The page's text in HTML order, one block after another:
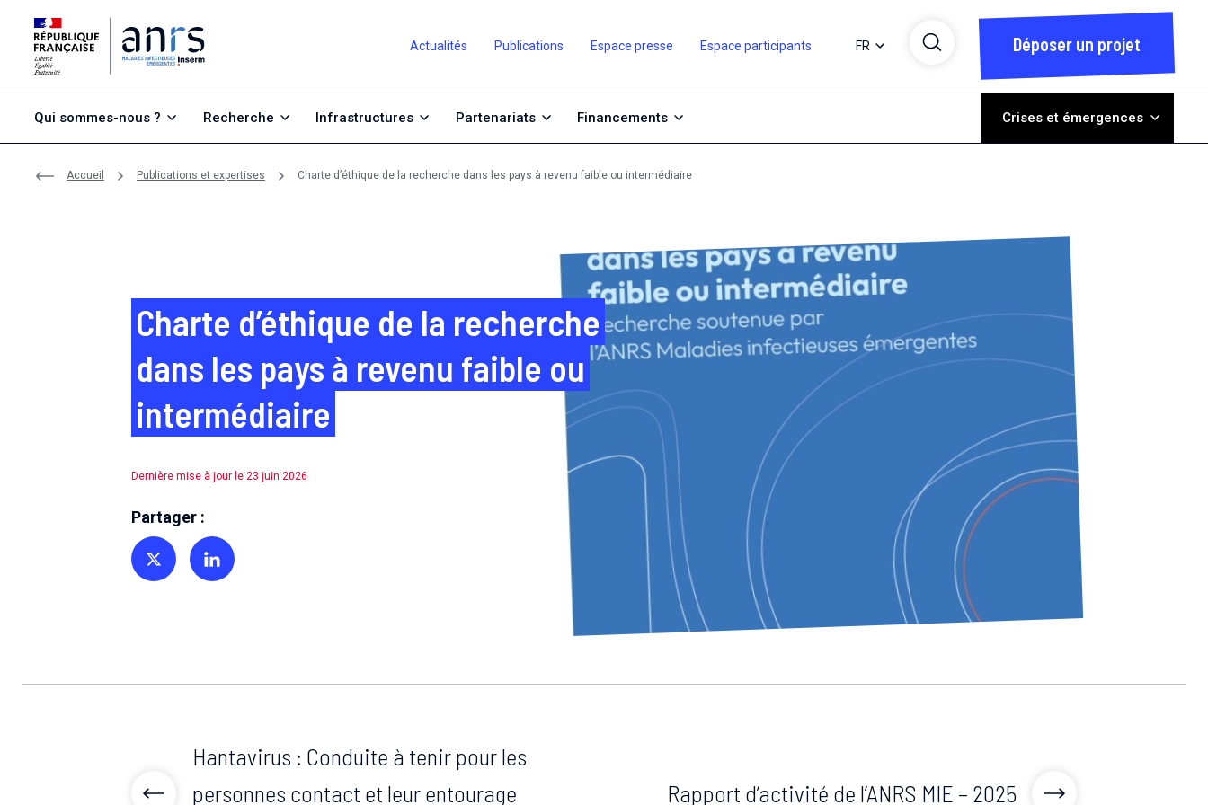
Actualités Publications Espace presse Espace participants FR Déposer un projet
Qui sommes-nous ? Recherche Infrastructures Partenariats Financements Crises et émergences
Accueil Publications et expertises Charte d’éthique de la recherche dans les pays à revenu faible ou intermédiaire
Charte d’éthique de la recherche
dans les pays à revenu faible ou
intermédiaire
Dernière mise à jour le 23 juin 2026
Partager :
Partager sur TwitterPartager sur Linkedin
Hantavirus : Conduite à tenir pour les
personnes contact et leur entourage
Rapport d’activité de l’ANRS MIE – 2025